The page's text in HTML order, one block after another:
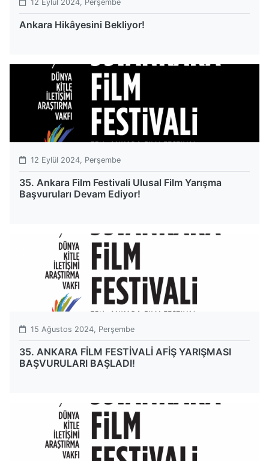
12 Eylül 2024, Perşembe
Ankara Hikâyesini Bekliyor!
12 Eylül 2024, Perşembe
35. Ankara Film Festivali Ulusal Film Yarışma
Başvuruları Devam Ediyor!
15 Ağustos 2024, Perşembe
35. ANKARA FİLM FESTİVALİ AFİŞ YARIŞMASI
BAŞVURULARI BAŞLADI!